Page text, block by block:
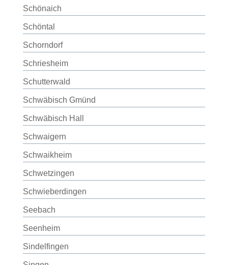
Schönaich
Schöntal
Schorndorf
Schriesheim
Schutterwald
Schwäbisch Gmünd
Schwäbisch Hall
Schwaigern
Schwaikheim
Schwetzingen
Schwieberdingen
Seebach
Seenheim
Sindelfingen